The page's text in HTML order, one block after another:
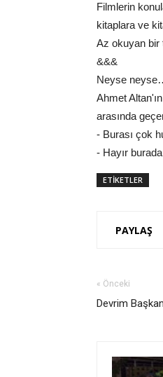
Filmlerin
kitaplara ve
Az okuyan bir
&&&
Neyse
Ahmet
arasında
- Burası çok
- Hayır
ETİKETLER
PAYLAŞ
« Önceki
Devrim